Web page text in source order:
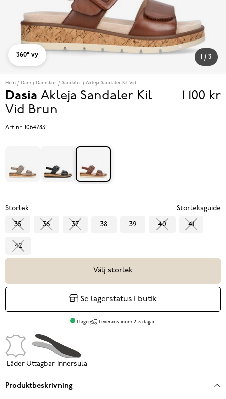
/ 3
360° vy
Hem Dam Damskor Sandaler Akleja Sandaler Kil Vid
Dasia Akleja Sandaler Kil
Vid Brun
Pris
1 100 kr
Art nr: 1064783
Storlek Storleksguide
35 36 37 38 39 40 41
42
Välj storlek
Se lagerstatus i butik
I lager Leverans inom 2-5 dagar
Läder Uttagbar innersula
Produktbeskrivning